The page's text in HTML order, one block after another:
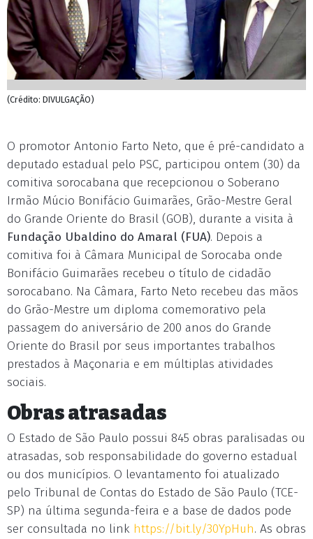
(Crédito: DIVULGAÇÃO)
O promotor Antonio Farto Neto, que é pré-candidato a
deputado estadual pelo PSC, participou ontem (30) da
comitiva sorocabana que recepcionou o Soberano
Irmão Múcio Bonifácio Guimarães, Grão-Mestre Geral
do Grande Oriente do Brasil (GOB), durante a visita à
Fundação Ubaldino do Amaral (FUA). Depois a
comitiva foi à Câmara Municipal de Sorocaba onde
Bonifácio Guimarães recebeu o título de cidadão
sorocabano. Na Câmara, Farto Neto recebeu das mãos
do Grão-Mestre um diploma comemorativo pela
passagem do aniversário de 200 anos do Grande
Oriente do Brasil por seus importantes trabalhos
prestados à Maçonaria e em múltiplas atividades
sociais.
Obras atrasadas
O Estado de São Paulo possui 845 obras paralisadas ou
atrasadas, sob responsabilidade do governo estadual
ou dos municípios. O levantamento foi atualizado
pelo Tribunal de Contas do Estado de São Paulo (TCE-
SP) na última segunda-feira e a base de dados pode
ser consultada no link https://bit.ly/30YpHuh. As obras